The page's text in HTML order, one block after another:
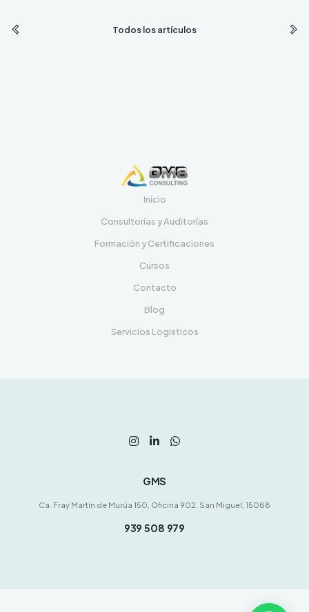
Todos los artículos
Inicio
Consultorías y Auditorías
Formación y Certificaciones
Cursos
Contacto
Blog
Servicios Logisticos
GMS
Ca. Fray Martín de Murúa 150, Oficina 902, San Miguel, 15088
939 508 979